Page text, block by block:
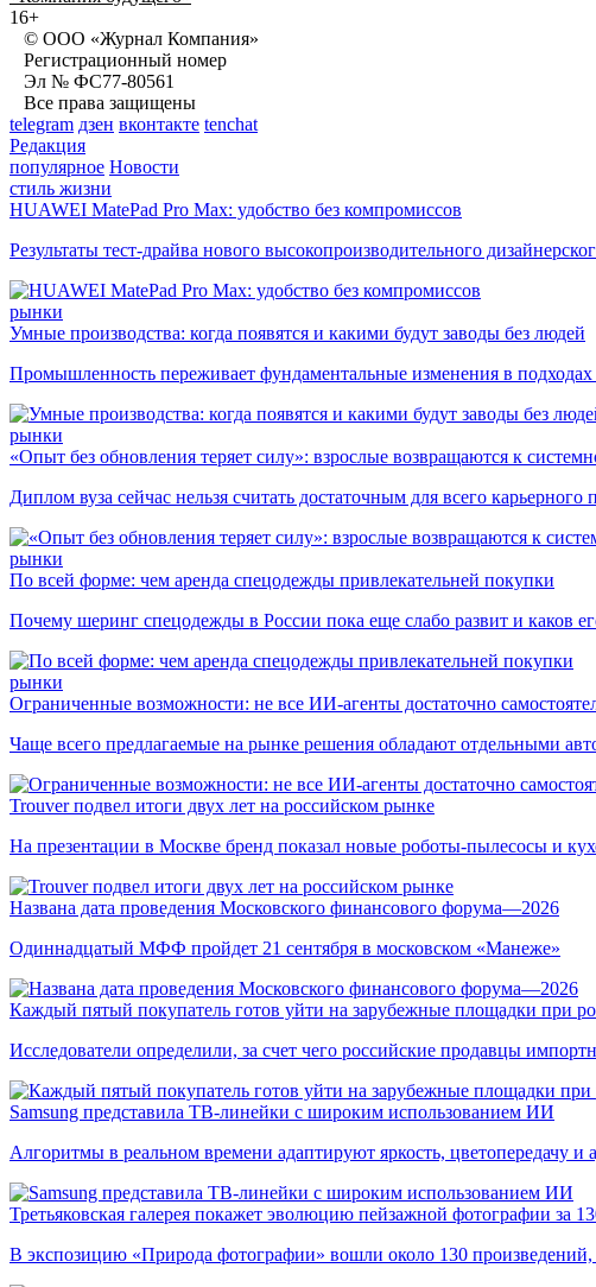
16+
© ООО «Журнал Компания»
Регистрационный номер
Эл № ФС77-80561
Все права защищены
telegram дзен вконтакте tenchat
Редакция
популярное Новости
стиль жизни
HUAWEI MatePad Pro Max: удобство без компромиссов
Результаты тест-драйва нового высокопроизводительного
рынки
Умные производства: когда появятся и какими будут заводы без людей
Промышленность переживает фундаментальные изменения в подходах
рынки
«Опыт без обновления теряет силу»: взрослые возвращаются к
Диплом вуза сейчас нельзя считать достаточным для всего
рынки
По всей форме: чем аренда спецодежды привлекательней покупки
Почему шеринг спецодежды в России пока еще слабо развит и каков
рынки
Ограниченные возможности: не все ИИ-агенты достаточно
Чаще всего предлагаемые на рынке решения обладают отдельными
Trouver подвел итоги двух лет на российском рынке
На презентации в Москве бренд показал новые роботы-пылесосы и
Названа дата проведения Московского финансового форума—2026
Одиннадцатый МФФ пройдет 21 сентября в московском «Манеже»
Каждый пятый покупатель готов уйти на зарубежные площадки при
Исследователи определили, за счет чего российские продавцы
Samsung представила ТВ-линейки с широким использованием ИИ
Алгоритмы в реальном времени адаптируют яркость, цветопередачу и
Третьяковская галерея покажет эволюцию пейзажной фотографии за
В экспозицию «Природа фотографии» вошли около 130